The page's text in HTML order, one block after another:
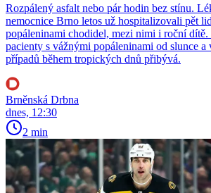
Rozpálený asfalt nebo pár hodin bez stínu.
nemocnice Brno letos už hospitalizovali pět
popáleninami chodidel, mezi nimi i roční dítě.
pacienty s vážnými popáleninami od slunce a
případů během tropických dnů přibývá.
Brněnská Drbna
dnes, 12:30
2 min